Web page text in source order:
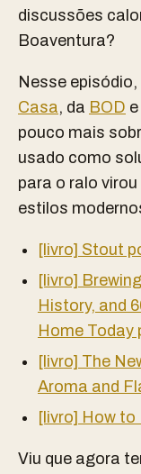
discussões
Boaventura?
Nesse
Casa, da BOD
pouco mais
usado como
para o ralo
estilos
[livro] Stout
[livro]
History, and
Home Today
[livro] The
Aroma and
[livro] How to
Viu que agora